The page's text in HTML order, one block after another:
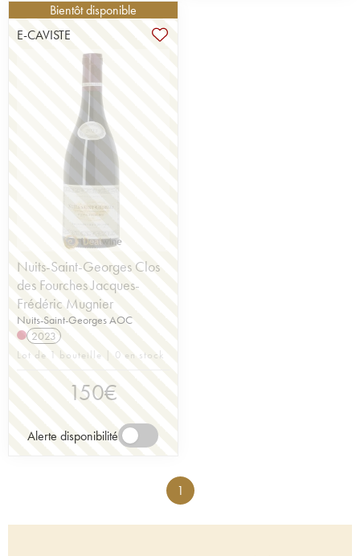
Bientôt disponible
E-CAVISTE
Nuits-Saint-Georges Clos
des Fourches Jacques-
Frédéric Mugnier
Nuits-Saint-Georges AOC
2023
Lot de 1 bouteille | 0 en stock
150€
Alerte disponibilité
1